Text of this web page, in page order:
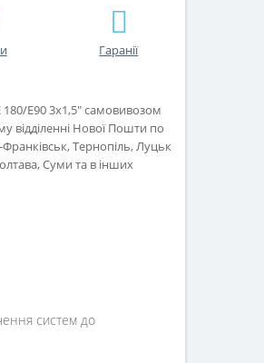
Гаранії
E90 3х1,5" самовивозом
відділенні Нової Пошти по
Франківськ, Тернопіль, Луцьк
Суми та в інших
систем до